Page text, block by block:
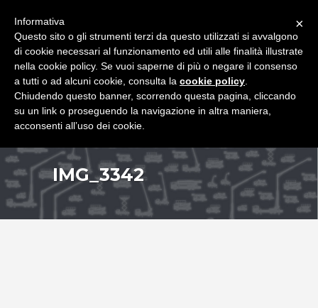
IMG_3342
×
Informativa
Questo sito o gli strumenti terzi da questo utilizzati si avvalgono
di cookie necessari al funzionamento ed utili alle finalità illustrate
nella cookie policy. Se vuoi saperne di più o negare il consenso
a tutti o ad alcuni cookie, consulta la cookie policy
Chiudendo questo banner, scorrendo questa pagina, cliccando
su un link o proseguendo la navigazione in altra maniera,
acconsenti all’uso dei cookie.